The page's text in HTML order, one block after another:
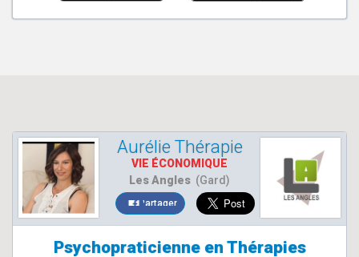
Aurélie Thérapie
VIE ÉCONOMIQUE
Les Angles (Gard)
Partager
Psychopraticienne en Thérapies